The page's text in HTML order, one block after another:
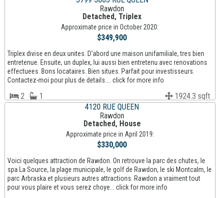
Rawdon
Detached, Triplex
Approximate price in October 2020:
$349,900
Triplex divise en deux unites. D'abord une maison unifamiliale, tres bien
entretenue. Ensuite, un duplex, lui aussi bien entretenu avec renovations
effectuees. Bons locataires. Bien situes. Parfait pour investisseurs.
Contactez-moi pour plus de details.... click for more info
2 1
1924.3 sqft
4120 RUE QUEEN
Rawdon
Detached, House
Approximate price in April 2019:
$330,000
Voici quelques attraction de Rawdon. On retrouve la parc des chutes, le
spa La Source, la plage municipale, le golf de Rawdon, le ski Montcalm, le
parc Arbraska et plusieurs autres attractions. Rawdon a vraiment tout
pour vous plaire et vous serez choye... click for more info